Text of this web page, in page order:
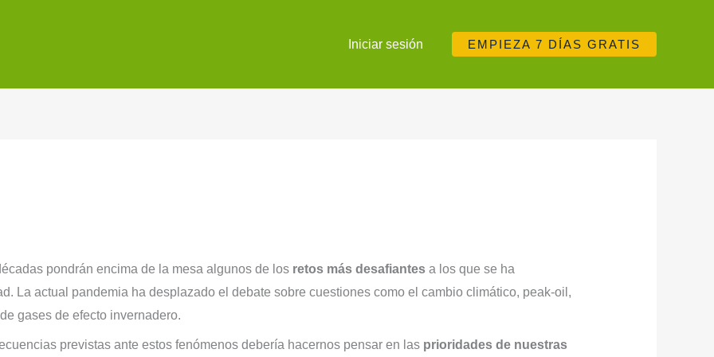
Iniciar sesión EMPIEZA 7 DÍAS GRATIS
pondrán encima de la mesa algunos de los retos más desafiantesa los que se ha
La actual pandemia ha desplazado el debate sobre cuestiones como el cambio climático, peak-oil,
gases de efecto invernadero.
previstas ante estos fenómenos debería hacernos pensar en las prioridades de nuestras